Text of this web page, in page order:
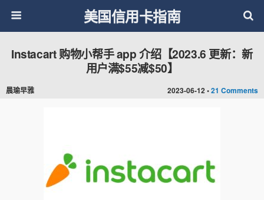
美国信用卡指南
2023-06-12 •21 Comments
Instacart 购物小帮手 app 介绍【2023.6 更新：新
用户满$55减$50】
晨瑜早雅